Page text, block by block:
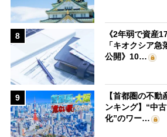
8
《2年弱で資産
「キオクシア
公開》10…
9
【首都圏の不
ンキング】“中
化”のワー…